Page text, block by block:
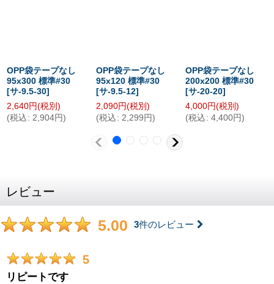
OPP袋テープなし
95x300 標準#30
[サ-9.5-30]
2,640円(税別)
(税込 : 2,904円)
OPP袋テープなし
95x120 標準#30
[サ-9.5-12]
2,090円(税別)
(税込 : 2,299 円)
OPP袋テープなし
200x200 標準#30
[サ-20-20]
4,000円(税別)
(税込 : 4,400円)
レビュー
5.00 3件のレビュー
5
リピートです